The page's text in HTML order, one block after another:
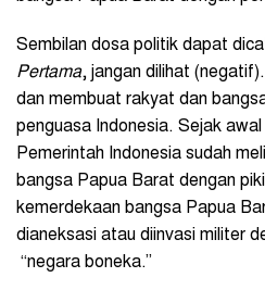
Sembilan dosa politik dapat
Pertama, jangan dilihat
dan membuat rakyat dan
penguasa Indonesia. Sejak
Pemerintah Indonesia sudah
bangsa Papua Barat dengan
kemerdekaan bangsa Papua
dianeksasi atau diinvasi militer
“negara boneka.”